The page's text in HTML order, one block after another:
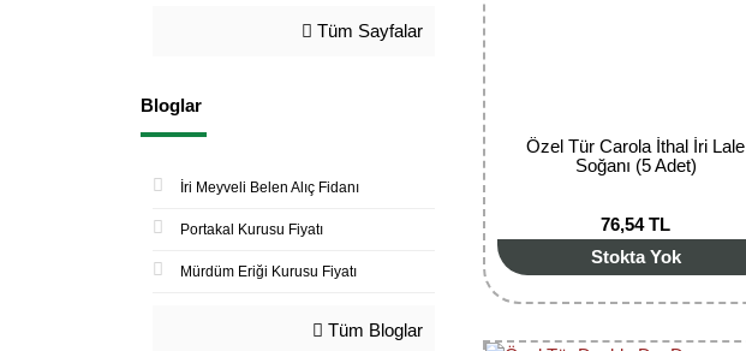
Tüm Sayfalar
Bloglar
İri Meyveli Belen Alıç Fidanı
Portakal Kurusu Fiyatı
Mürdüm Eriği Kurusu Fiyatı
Tüm Bloglar
Özel Tür Carola İthal İri Lale
Soğanı (5 Adet)
76,54 TL
Stokta Yok